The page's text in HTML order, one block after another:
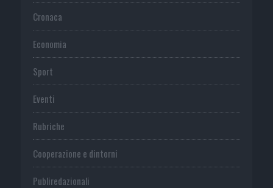
Cronaca
Economia
Sport
Eventi
Rubriche
Cooperazione e dintorni
Publiredazionali